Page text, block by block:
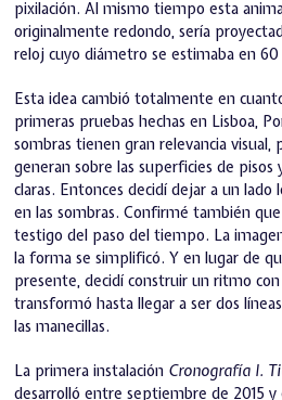
pixilación. Al mismo tiempo esta
originalmente redondo, sería
reloj cuyo diámetro se estimaba en 60
Esta idea cambió totalmente en
primeras pruebas hechas en Lisboa,
sombras tienen gran relevancia
generan sobre las superficies de
claras. Entonces decidí dejar a un
en las sombras. Confirmé también
testigo del paso del tiempo. La
la forma se simplificó. Y en lugar de
presente, decidí construir un ritmo
transformó hasta llegar a ser dos
las manecillas.
La primera instalación Cronografía I.
desarrolló entre septiembre de 2015 y